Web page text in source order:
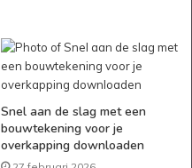
Snel aan de slag met een
bouwtekening voor je
overkapping downloaden